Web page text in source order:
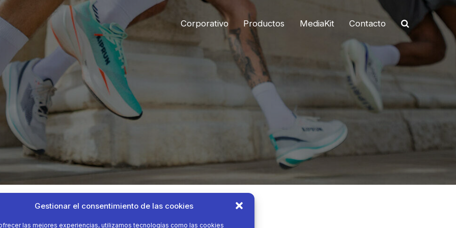
Gestionar el consentimiento de las cookies
las mejores experiencias, utilizamos tecnologías como las cookies
Corporativo Productos MediaKit Contacto